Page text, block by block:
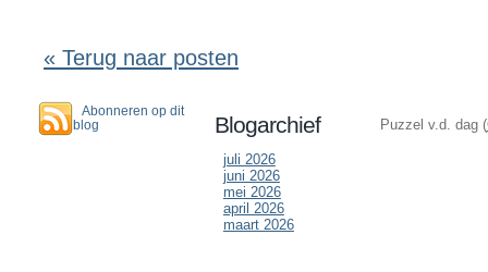
« Terug naar posten
Abonneren op dit
blog
Blogarchief
juli 2026
juni 2026
mei 2026
april 2026
maart 2026
Puzzel v.d. dag (